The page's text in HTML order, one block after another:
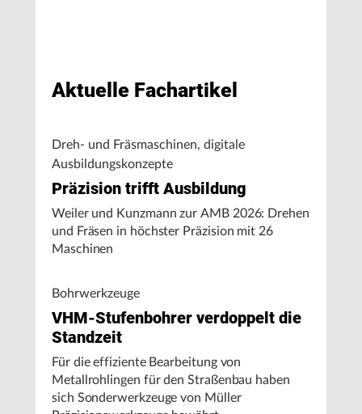
Aktuelle Fachartikel
Dreh- und Fräsmaschinen, digitale
Ausbildungskonzepte
Präzision trifft Ausbildung
Weiler und Kunzmann zur AMB 2026: Drehen
und Fräsen in höchster Präzision mit 26
Maschinen
Bohrwerkzeuge
VHM-Stufenbohrer verdoppelt die
Standzeit
Für die effiziente Bearbeitung von
Metallrohlingen für den Straßenbau haben
sich Sonderwerkzeuge von Müller